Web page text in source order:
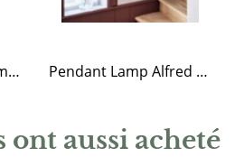
Bathroom Ceiling Lamp Alfred Brass/Frost Pendant Lamp Alfred w. Twisted Cord Brass/Frost
ont aussi acheté